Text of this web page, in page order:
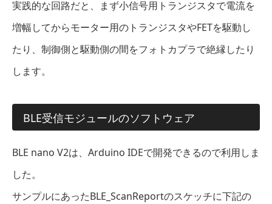
実践的な回路だと、まず小信号用トランジスタで電流を
増幅してからモーター用のトランジスタやFETを駆動し
たり、制御側と駆動側の間をフォトカプラで絶縁したり
します。
BLE受信モジュールのソフトウェア
BLE nano V2は、Arduino IDEで開発できるので利用しま
した。
サンプルにあったBLE_ScanReportのスケッチに下記の